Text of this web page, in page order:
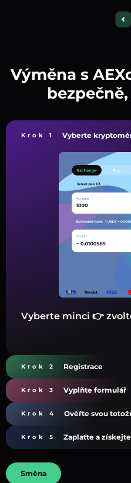
Výměna s
Krok 1 Vyberte
Vyberte minci 👉
Krok 2 Registrace
Krok 3 Vyplňte formulář
Krok 4 Ověřte svou
Krok 5 Zaplaťte a
Směna